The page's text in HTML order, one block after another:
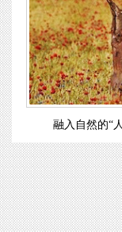
融入自然的“